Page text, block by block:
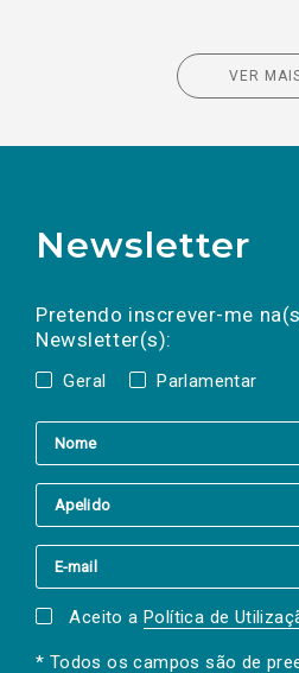
VER
Newsletter
Pretendo inscrever-me
Newsletter(s):
Geral Parlamentar
a(s) newsletter(s).
mail
Aceito a Política de
* Todos os campos são de